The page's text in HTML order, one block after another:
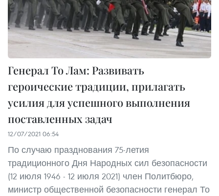
Генерал То Лам: Развивать
героические традиции, прилагать
усилия для успешного выполнения
поставленных задач
12/07/2021 06:54
По случаю празднования 75-летия
традиционного Дня Народных сил безопасности
(12 июля 1946 - 12 июля 2021) член Политбюро,
министр общественной безопасности генерал То